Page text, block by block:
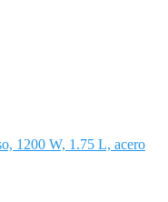
1200 W, 1.75 L, acero